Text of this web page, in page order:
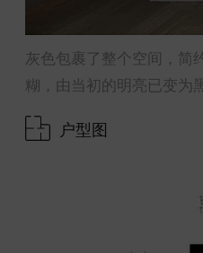
灰色包裹了整个空间，简
糊，由当初的明亮已变为
户型图